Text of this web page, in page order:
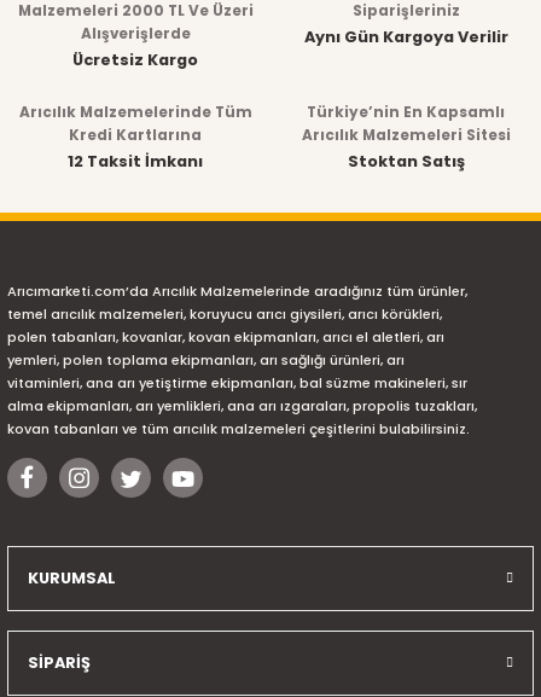
Malzemeleri 2000 TL Ve Üzeri
Alışverişlerde
Ücretsiz Kargo
Siparişleriniz
Aynı Gün Kargoya Verilir
Arıcılık Malzemelerinde Tüm
Kredi Kartlarına
12 Taksit İmkanı
Türkiye’nin En Kapsamlı
Arıcılık Malzemeleri Sitesi
Stoktan Satış
Arıcımarketi.com’da Arıcılık Malzemelerinde aradığınız tüm ürünler,
temel arıcılık malzemeleri, koruyucu arıcı giysileri, arıcı körükleri,
polen tabanları, kovanlar, kovan ekipmanları, arıcı el aletleri, arı
yemleri, polen toplama ekipmanları, arı sağlığı ürünleri, arı
vitaminleri, ana arı yetiştirme ekipmanları, bal süzme makineleri, sır
alma ekipmanları, arı yemlikleri, ana arı ızgaraları, propolis tuzakları,
kovan tabanları ve tüm arıcılık malzemeleri çeşitlerini bulabilirsiniz.
KURUMSAL
SİPARİŞ